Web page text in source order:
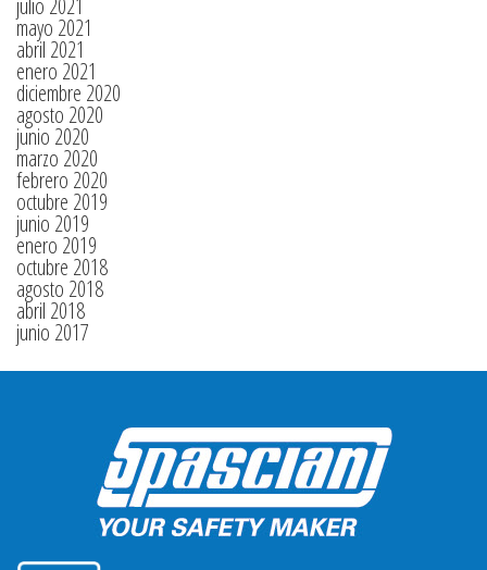
julio 2021
mayo 2021
abril 2021
enero 2021
diciembre 2020
agosto 2020
junio 2020
marzo 2020
febrero 2020
octubre 2019
junio 2019
enero 2019
octubre 2018
agosto 2018
abril 2018
junio 2017